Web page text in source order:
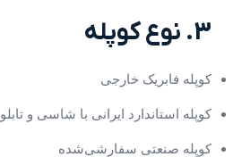
3. نوع کوپله
کوپله فابریک خارجی
کوپله استاندارد ایرانی با شاسی و تابلو ATS
کوپله صنعتی سفارشی‌شده